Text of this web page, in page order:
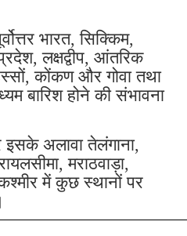
भारत, सिक्किम,
लक्षद्वीप, आंतरिक
कोंकण और गोवा तथा
बारिश होने की संभावना
इसके अलावा तेलंगाना,
मराठवाड़ा,
में कुछ स्थानों पर